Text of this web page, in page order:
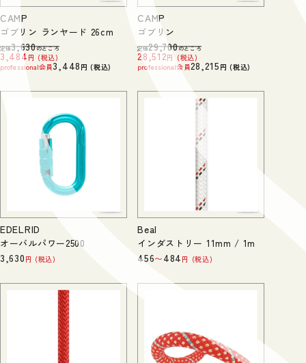
CAMP
ゴブリン ランヤード 26cm
定価3,630のところ
3,484
税込
professional会員3,448 税込
CAMP
ゴブリン
定価29,700のところ
28,512
税込
professional会員28,215 税込
EDELRID
オーバルパワー2500
3,630 税込
Beal
インダストリー 11mm / 1m
456〜484 税込